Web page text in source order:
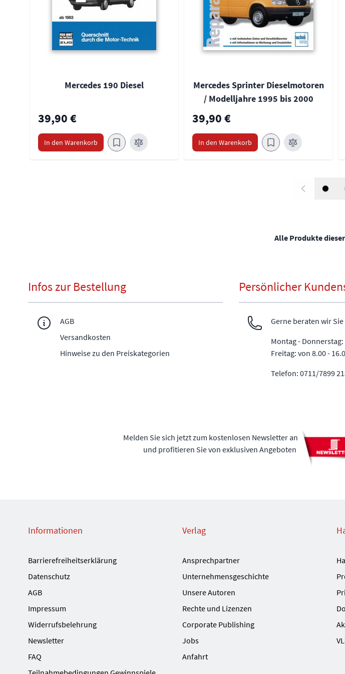
Mercedes 190 Diesel
39,90 €
In den Warenkorb
Mercedes Sprinter Dieselmotoren
/ Modelljahre 1995 bis 2000
39,90 €
In den Warenkorb
Alle Produkte
Infos zur Bestellung
AGB
Versandkosten
Hinweise zu den Preiskategorien
Persönlicher
Gerne beraten wir
Montag -
Freitag: von 8.00 -
Telefon: 0711/7899
Melden Sie sich jetzt zum kostenlosen Newsletter an
und profitieren Sie von exklusiven Angeboten
Informationen
Barrierefreiheitserklärung
Datenschutz
AGB
Impressum
Widerrufsbelehrung
Newsletter
FAQ
Verlag
Ansprechpartner
Unternehmensgeschichte
Unsere Autoren
Rechte und Lizenzen
Corporate Publishing
Jobs
Anfahrt